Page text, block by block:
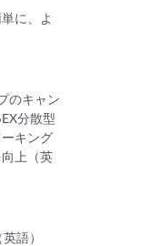
に、よ
のキャン
分散型
キング
上（英
語）